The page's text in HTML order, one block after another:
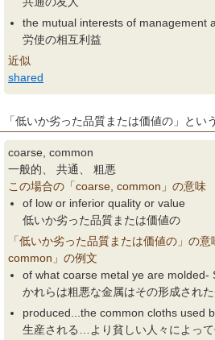
the mutual interests of management
労使の相互利益
近似
shared
「低いか劣った品質または価値の」とい
coarse, common
一般的、 共通、 粗悪
この場合の「coarse, common」の意味
of low or inferior quality or value
低いか劣った品質または価値の
「低いか劣った品質または価値の」の
common」の例文
of what coarse metal ye are molded-
かれらは粗悪な金属はその形成され
produced...the common cloths used
生産される…より貧しい人々によっ